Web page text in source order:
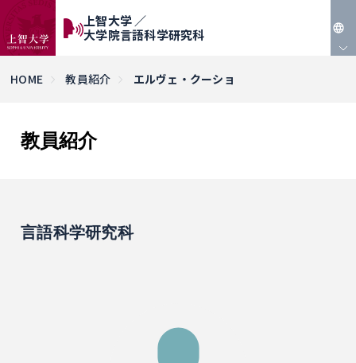
上智大学 ／
大学院言語科学研究科
HOME 教員紹介 エルヴェ・クーショ
教員紹介
言語科学研究科